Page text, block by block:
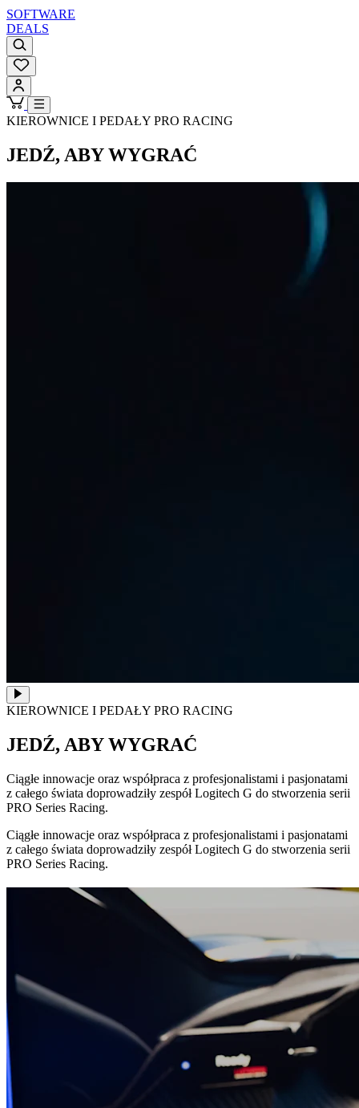
SOFTWARE
DEALS
KIEROWNICE I PEDAŁY PRO RACING
JEDŹ, ABY WYGRAĆ
KIEROWNICE I PEDAŁY PRO RACING
JEDŹ, ABY WYGRAĆ
Ciągłe innowacje oraz współpraca z profesjonalistami i pasjonatami
z całego świata doprowadziły zespół Logitech G do stworzenia serii
PRO Series Racing.
Ciągłe innowacje oraz współpraca z profesjonalistami i pasjonatami
z całego świata doprowadziły zespół Logitech G do stworzenia serii
PRO Series Racing.